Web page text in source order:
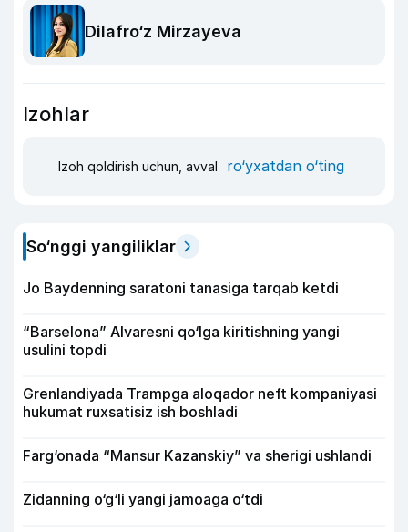
Dilafro‘z Mirzayeva
Izohlar
Izoh qoldirish uchun, avval ro‘yxatdan o‘ting
So‘nggi yangiliklar
Jo Baydenning saratoni tanasiga tarqab ketdi
“Barselona” Alvaresni qo‘lga kiritishning yangi
usulini topdi
Grenlandiyada Trampga aloqador neft kompaniyasi
hukumat ruxsatisiz ish boshladi
Farg‘onada “Mansur Kazanskiy” va sherigi ushlandi
Zidanning o‘g‘li yangi jamoaga o‘tdi